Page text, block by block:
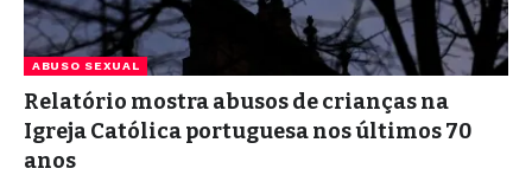
ABUSO SEXUAL
Relatório mostra abusos de crianças na
Igreja Católica portuguesa nos últimos 70
anos